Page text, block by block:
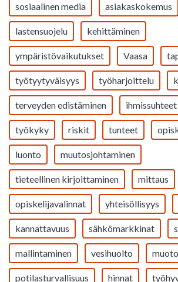
sosiaalinen media asiakaskokemus
lastensuojelu kehittäminen
ympäristövaikutukset Vaasa
työtyytyväisyys työharjoittelu
terveyden edistäminen ihmissuhteet
työkyky riskit tunteet
luonto muutosjohtaminen
tieteellinen kirjoittaminen mittaus
opiskelijavalinnat yhteisöllisyys
kannattavuus sähkömarkkinat
mallintaminen vesihuolto
potilasturvallisuus hinnat